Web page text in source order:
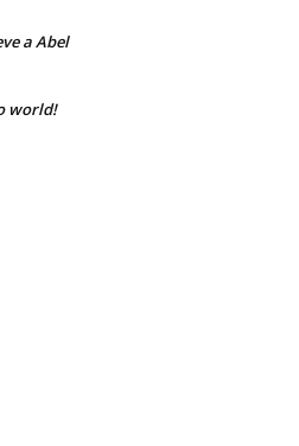
a Abel
world!